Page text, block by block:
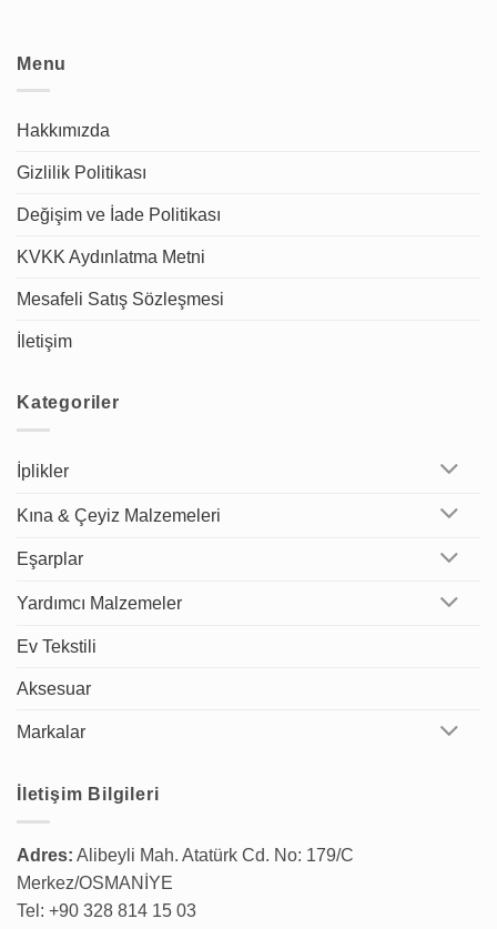
Menu
Hakkımızda
Gizlilik Politikası
Değişim ve İade Politikası
KVKK Aydınlatma Metni
Mesafeli Satış Sözleşmesi
İletişim
Kategoriler
İplikler
Kına & Çeyiz Malzemeleri
Eşarplar
Yardımcı Malzemeler
Ev Tekstili
Aksesuar
Markalar
İletişim Bilgileri
Adres: Alibeyli Mah. Atatürk Cd. No: 179/C
Merkez/OSMANİYE
Tel: +90 328 814 15 03